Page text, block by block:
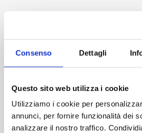
Consenso Dettagli
Questo sito web utilizza i cookie
Utilizziamo i cookie per
annunci, per fornire funzionalità dei
analizzare il nostro traffico.